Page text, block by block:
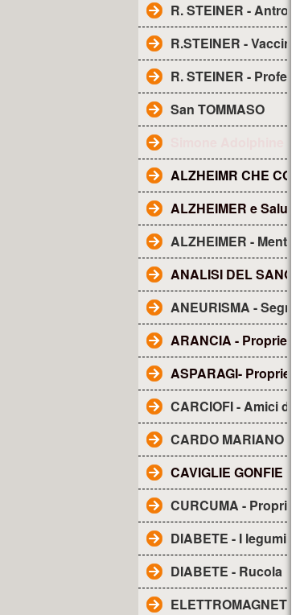
R. STEINER -
R.STEINER - Vaccini
R. STEINER -
San TOMMASO
ALZHEIMR CHE
ALZHEIMER e Salute
ALZHEIMER - Mentolo
ANALISI DEL
ANEURISMA - Segnali
ARANCIA - Proprietà
ASPARAGI- Proprietà
CARCIOFI - Amici del
CARDO MARIANO -
CAVIGLIE GONFIE
CURCUMA - Proprietà
DIABETE - I legumi
DIABETE - Rucola